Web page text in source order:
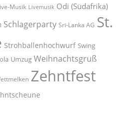
Musik Livemusik Odi (Südafrika)
Schlagerparty Sri-Lanka AG St.
Strohballenhochwurf Swing
Umzug Weihnachtsgruß
Zehntfest